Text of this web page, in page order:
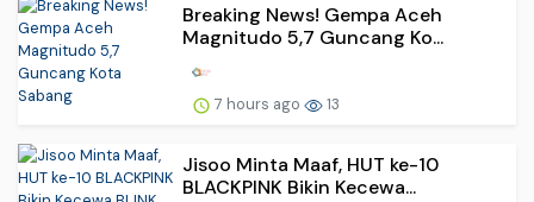
Breaking News! Gempa Aceh
Magnitudo 5,7 Guncang Ko...
7 hours ago 13
Jisoo Minta Maaf, HUT ke-10
BLACKPINK Bikin Kecewa...